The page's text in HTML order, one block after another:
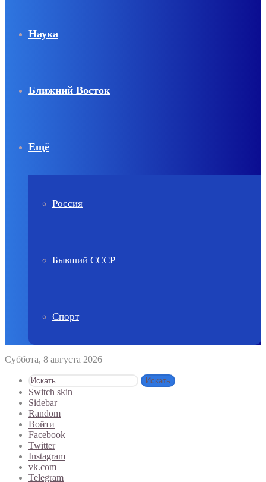
Наука
Ближний Восток
Ещё
Россия
Бывший СССР
Спорт
Суббота, 8 августа 2026
Искать
Switch skin
Sidebar
Random
Войти
Facebook
Twitter
Instagram
vk.com
Telegram